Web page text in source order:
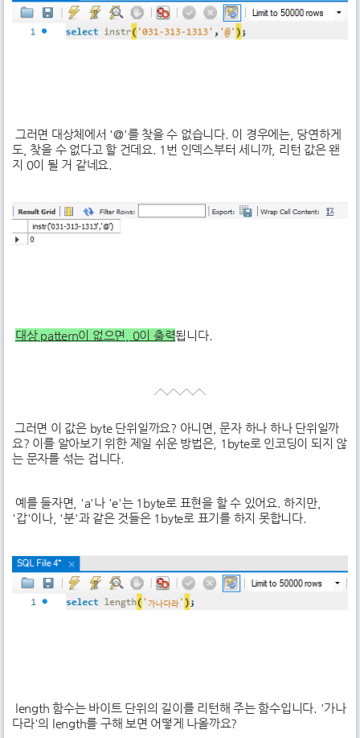
그러면 대상체에서 '@'를 찾을 수 없습니다. 이 경우에는, 당연하게
도, 찾을 수 없다고 할 건데요. 1번 인덱스부터 세니까, 리턴 값은 왠
지 0이 될 거 같네요.
대상 pattern이 없으면, 0이 출력됩니다.
그러면 이 값은 byte 단위일까요? 아니면, 문자 하나 하나 단위일까
요? 이를 알아보기 위한 제일 쉬운 방법은, 1byte로 인코딩이 되지 않
는 문자를 섞는 겁니다.
예를 들자면, 'a'나 'e'는 1byte로 표현을 할 수 있어요. 하지만,
'갑'이나, '분'과 같은 것들은 1byte로 표기를 하지 못합니다.
length 함수는 바이트 단위의 길이를 리턴해 주는 함수입니다. '가나
다라'의 length를 구해 보면 어떻게 나올까요?